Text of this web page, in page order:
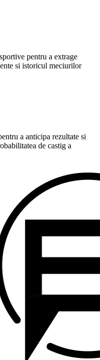
pentru a extrage
si istoricul meciurilor
a anticipa rezultate si
de castig a